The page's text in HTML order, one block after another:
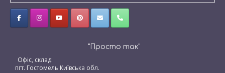
"Просто так"
Офіс, склад:
пгт. Гостомель Київська обл.